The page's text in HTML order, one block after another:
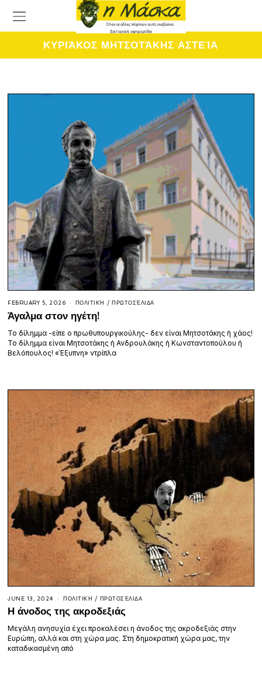
ΚΥΡΙΆΚΟΣ ΜΗΤΣΟΤΆΚΗΣ ΑΣΤΕΊΑ
FEBRUARY 5, 2026 ΠΟΛΙΤΙΚΉ / ΠΡΩΤΟΣΈΛΙΔΑ
Άγαλμα στον ηγέτη!
Το δίλημμα -είπε ο πρωθυπουργικούλης- δεν είναι Μητσοτάκης ή χάος!
Το δίλημμα είναι Μητσοτάκης ή Ανδρουλάκης ή Κωνσταντοπούλου ή
Βελόπουλος! «Έξυπνη» ντρίπλα
JUNE 13, 2024 ΠΟΛΙΤΙΚΉ / ΠΡΩΤΟΣΈΛΙΔΑ
Η άνοδος της ακροδεξιάς
Μεγάλη ανησυχία έχει προκαλέσει η άνοδος της ακροδεξιάς στην
Ευρώπη, αλλά και στη χώρα μας. Στη δημοκρατική χώρα μας, την
καταδικασμένη από